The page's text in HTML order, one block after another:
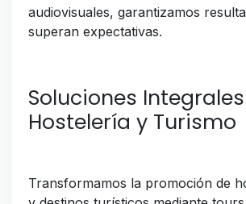
audiovisuales, garantizamos
superan expectativas.
Soluciones
Hostelería y Turismo
Transformamos la promoción de